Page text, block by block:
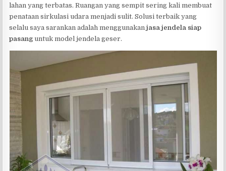
lahan yang terbatas. Ruangan yang sempit sering kali membuat
penataan sirkulasi udara menjadi sulit. Solusi terbaik yang
selalu saya sarankan adalah menggunakanjasa jendela siap
pasang untuk model jendela geser.